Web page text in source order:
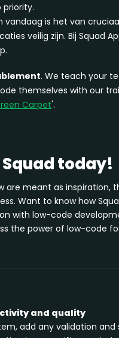
priority.
vandaag is het van
veilig zijn. Bij Squad
. We teach your
themselves with our
Carpet'.
today!
are meant as inspiration,
Want to know how
with low-code
the power of low-code
and quality
add any validation and